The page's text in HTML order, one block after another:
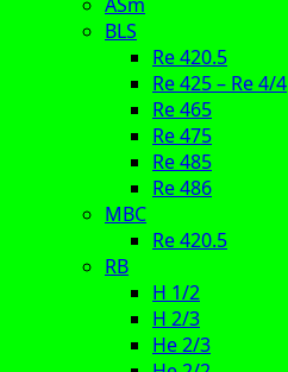
BLS
Re 420.5
Re 425 – Re 4/4
Re 465
Re 475
Re 485
Re 486
MBC
Re 420.5
RB
H 1/2
H 2/3
He 2/3